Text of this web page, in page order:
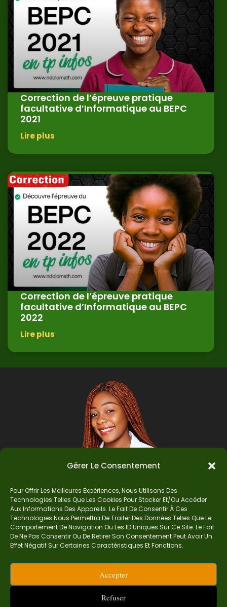
Gérer Le Consentement
Pour Offrir Les Meilleures Expériences, Nous Utilisons Des
Technologies Telles Que Les Cookies Pour Stocker Et/ou Accéder
Aux Informations Des Appareils. Le Fait De Consentir À Ces
Technologies Nous Permettra De Traiter Des Données Telles Que Le
Comportement De Navigation Ou Les ID Uniques Sur Ce Site. Le Fait
De Ne Pas Consentir Ou De Retirer Son Consentement Peut Avoir Un
Effet Négatif Sur Certaines Caractéristiques Et Fonctions.
Accepter
Refuser
Correction de l’épreuve pratique
facultative d’Informatique au BEPC
2021
Lire plus
Correction de l’épreuve pratique
facultative d’Informatique au BEPC
2022
Lire plus
Auteur
Je suis Madame Mba, une enseignante certifiée
mes épreuves, documents mathématiques,
astuces et conseils pour t’aider à comprendre,